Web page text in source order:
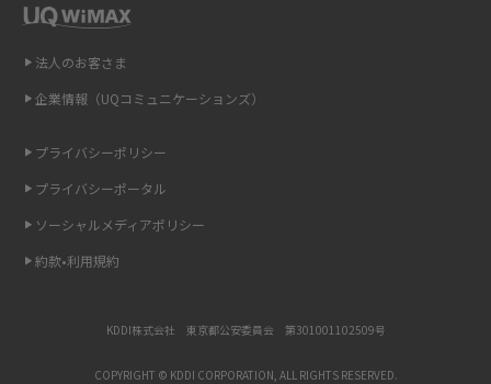
インスタのDMの送り方は？便利機能の使い方や注意点をわかりやすく解説
Bluetooth®とは？Wi-Fiとの違いやスマホ・PCとの接続方法を解説
紹介
方法を詳しく解説
法人のお客さま
企業情報（UQコミュニケーションズ）
プライバシーポリシー
プライバシーポータル
ソーシャルメディアポリシー
約款•利用規約
KDDI株式会社 東京都公安委員会 第301001102509号
COPYRIGHT © KDDI CORPORATION, ALL RIGHTS RESERVED.